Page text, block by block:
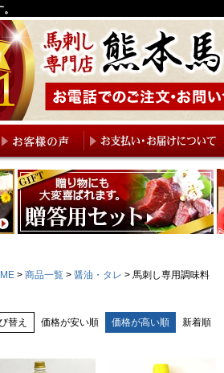
商品一覧 醤油・タレ 馬刺し専用調味料
替え 価格が安い順 価格が高い順 新着順